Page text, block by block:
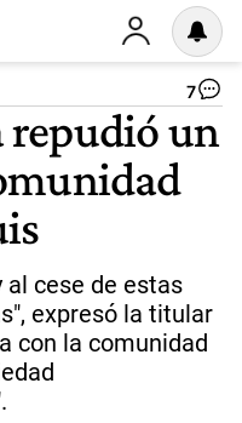
7
un
al cese de estas
expresó la titular
con la comunidad